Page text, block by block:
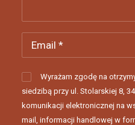
Wyrażam zgodę na
siedzibą przy ul. Stolarskiej 8,
komunikacji elektronicznej na
mail, informacji handlowej w